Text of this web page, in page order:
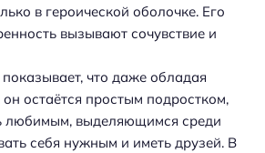
в героической оболочке. Его
вызывают сочувствие и
что даже обладая
остаётся простым подростком,
любимым, выделяющимся среди
себя нужным и иметь друзей. В